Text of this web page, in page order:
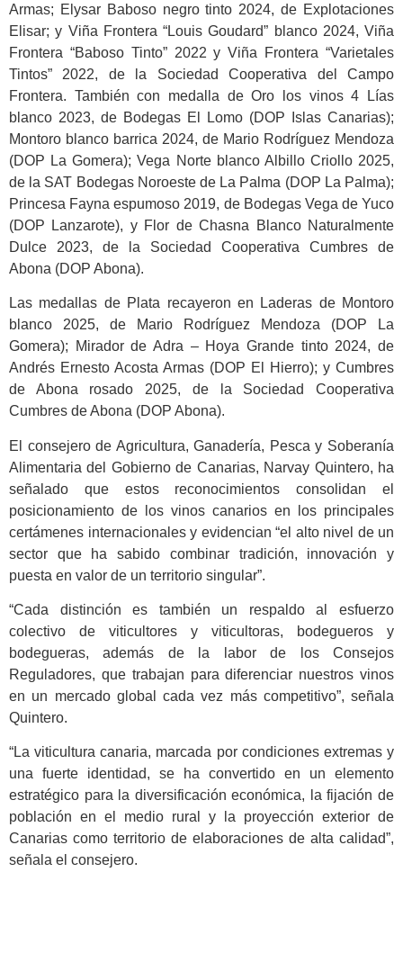
Armas; Elysar Baboso negro tinto 2024, de Explotaciones
Elisar; y Viña Frontera “Louis Goudard” blanco 2024, Viña
Frontera “Baboso Tinto” 2022 y Viña Frontera “Varietales
Tintos” 2022, de la Sociedad Cooperativa del Campo
Frontera. También con medalla de Oro los vinos 4 Lías
blanco 2023, de Bodegas El Lomo (DOP Islas Canarias);
Montoro blanco barrica 2024, de Mario Rodríguez Mendoza
(DOP La Gomera); Vega Norte blanco Albillo Criollo 2025,
de la SAT Bodegas Noroeste de La Palma (DOP La Palma);
Princesa Fayna espumoso 2019, de Bodegas Vega de Yuco
(DOP Lanzarote), y Flor de Chasna Blanco Naturalmente
Dulce 2023, de la Sociedad Cooperativa Cumbres de
Abona (DOP Abona).
Las medallas de Plata recayeron en Laderas de Montoro
blanco 2025, de Mario Rodríguez Mendoza (DOP La
Gomera); Mirador de Adra – Hoya Grande tinto 2024, de
Andrés Ernesto Acosta Armas (DOP El Hierro); y Cumbres
de Abona rosado 2025, de la Sociedad Cooperativa
Cumbres de Abona (DOP Abona).
El consejero de Agricultura, Ganadería, Pesca y Soberanía
Alimentaria del Gobierno de Canarias, Narvay Quintero, ha
señalado que estos reconocimientos consolidan el
posicionamiento de los vinos canarios en los principales
certámenes internacionales y evidencian “el alto nivel de un
sector que ha sabido combinar tradición, innovación y
puesta en valor de un territorio singular”.
“Cada distinción es también un respaldo al esfuerzo
colectivo de viticultores y viticultoras, bodegueros y
bodegueras, además de la labor de los Consejos
Reguladores, que trabajan para diferenciar nuestros vinos
en un mercado global cada vez más competitivo”, señala
Quintero.
“La viticultura canaria, marcada por condiciones extremas y
una fuerte identidad, se ha convertido en un elemento
estratégico para la diversificación económica, la fijación de
población en el medio rural y la proyección exterior de
Canarias como territorio de elaboraciones de alta calidad”,
señala el consejero.